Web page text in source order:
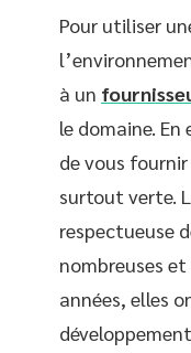
Pour utiliser
à un
le domaine.
de vous
surtout verte.
respectueuse
nombreuses et
années, elles